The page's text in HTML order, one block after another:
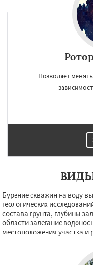
Позволяет
Бурение скважин на воду
геологических
состава грунта, глубины
области залегание
местоположения участка и